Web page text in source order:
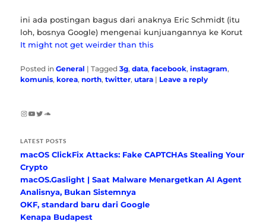
ini ada postingan bagus dari anaknya Eric Schmidt (itu
loh, bosnya Google) mengenai kunjuangannya ke Korut
It might not get weirder than this
Posted in General |Tagged 3g,data,facebook,instagram,
komunis,korea,north,twitter,utara | Leave a reply
Instagram
YouTube
Twitter
SoundCloud
LATEST POSTS
macOS ClickFix Attacks: Fake CAPTCHAs Stealing Your
Crypto
macOS.Gaslight | Saat Malware Menargetkan AI Agent
Analisnya, Bukan Sistemnya
OKF, standard baru dari Google
Kenapa Budapest